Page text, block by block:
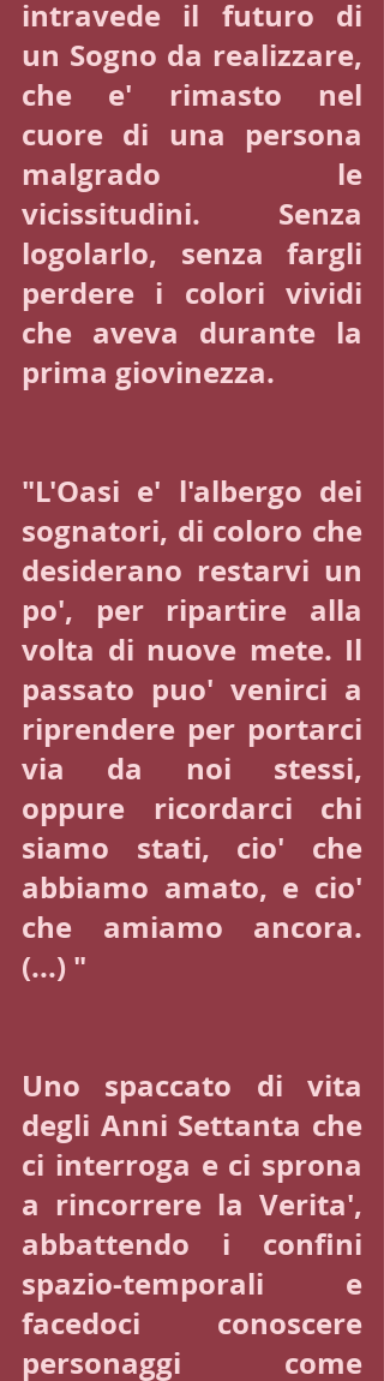
intravede il futuro di
un Sogno da realizzare,
che e' rimasto nel
cuore di una persona
malgrado le
vicissitudini. Senza
logolarlo, senza fargli
perdere i colori vividi
che aveva durante la
prima giovinezza.
"L'Oasi e' l'albergo dei
sognatori, di coloro che
desiderano restarvi un
po', per ripartire alla
volta di nuove mete. Il
passato puo' venirci a
riprendere per portarci
via da noi stessi,
oppure ricordarci chi
siamo stati, cio' che
abbiamo amato, e cio'
che amiamo ancora.
(...) "
Uno spaccato di vita
degli Anni Settanta che
ci interroga e ci sprona
a rincorrere la Verita',
abbattendo i confini
spazio-temporali e
facedoci conoscere
personaggi come